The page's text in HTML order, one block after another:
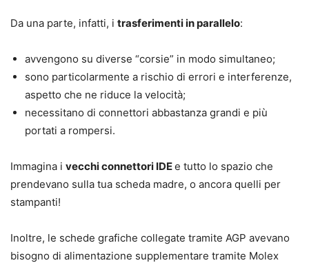
Da una parte, infatti, i trasferimenti in parallelo:
avvengono su diverse “corsie” in modo simultaneo;
sono particolarmente a rischio di errori e interferenze,
aspetto che ne riduce la velocità;
necessitano di connettori abbastanza grandi e più
portati a rompersi.
Immagina i vecchi connettori IDEe tutto lo spazio che
prendevano sulla tua scheda madre, o ancora quelli per
stampanti!
Inoltre, le schede grafiche collegate tramite AGP avevano
bisogno di alimentazione supplementare tramite Molex